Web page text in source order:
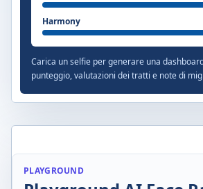
Harmony
Carica un selfie per generare una
punteggio, valutazioni dei tratti e note di
PLAYGROUND